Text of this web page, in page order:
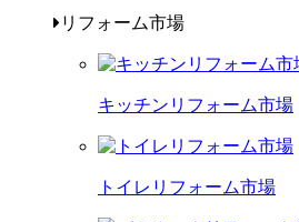
リフォーム市場
キッチンリフォーム市場
トイレリフォーム市場